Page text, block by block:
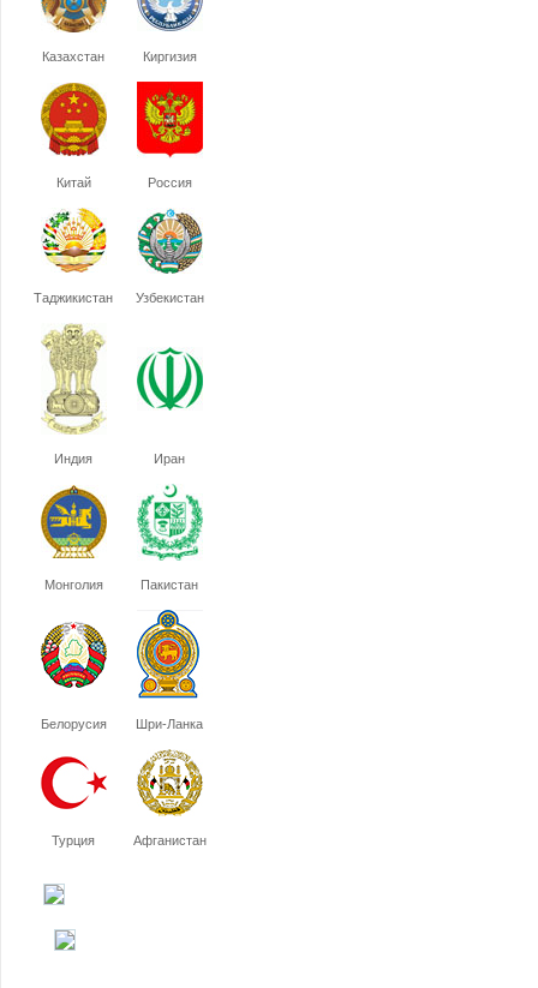
Казахстан Киргизия
Китай Россия
Таджикистан Узбекистан
Индия Иран
Монголия Пакистан
Белорусия Шри-Ланка
Турция Афганистан